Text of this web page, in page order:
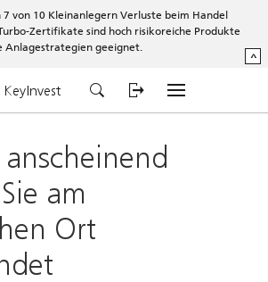
von 10 Kleinanlegern Verluste beim Handel
Zertifikate sind hoch risikoreiche Produkte
Anlagestrategien geeignet.
^
KeyInvest
anscheinend
am
Ort